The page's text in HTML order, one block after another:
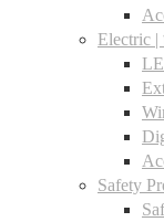
Electric |
Safety